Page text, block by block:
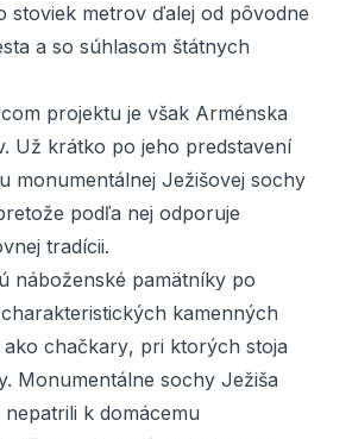
stoviek metrov ďalej od pôvodne
a so súhlasom štátnych
projektu je však Arménska
Už krátko po jeho predstavení
monumentálnej Ježišovej sochy
podľa nej odporuje
tradícii.
náboženské pamätníky po
kamenných
chačkary, pri ktorých stoja
Monumentálne sochy Ježiša
k domácemu